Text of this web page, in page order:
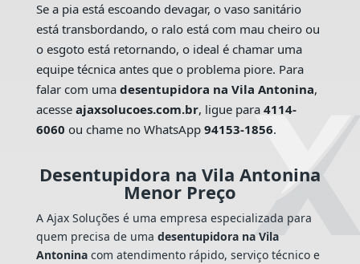
Se a pia está escoando devagar, o vaso sanitário
está transbordando, o ralo está com mau cheiro ou
o esgoto está retornando, o ideal é chamar uma
equipe técnica antes que o problema piore. Para
falar com uma desentupidora na Vila Antonina,
acesse ajaxsolucoes.com.br, ligue para 4114-
6060 ou chame no WhatsApp 94153-1856.
Desentupidora na Vila Antonina
Menor Preço
A Ajax Soluções é uma empresa especializada para
quem precisa de uma desentupidora na Vila
Antoninacom atendimento rápido, serviço técnico e